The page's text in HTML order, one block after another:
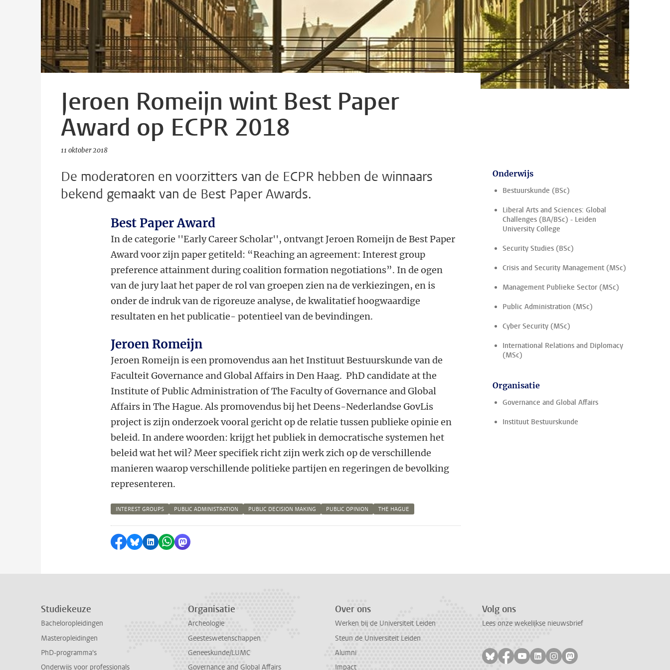
Jeroen Romeijn wint Best Paper
Award op ECPR 2018
11 oktober 2018
De moderatoren en voorzitters van de ECPR hebben de winnaars
bekend gemaakt van de Best Paper Awards.
Best Paper Award
In de categorie ''Early Career Scholar'', ontvangt Jeroen Romeijn de Best Paper
Award voor zijn paper getiteld: “Reaching an agreement: Interest group
preference attainment during coalition formation negotiations”. In de ogen
van de jury laat het paper de rol van groepen zien na de verkiezingen, en is
onder de indruk van de rigoreuze analyse, de kwalitatief hoogwaardige
resultaten en het publicatie- potentieel van de bevindingen.
Jeroen Romeijn
Jeroen Romeijn is een promovendus aan het Instituut Bestuurskunde van de
Faculteit Governance and Global Affairs in Den Haag. PhD candidate at the
Institute of Public Administration of The Faculty of Governance and Global
Affairs in The Hague. Als promovendus bij het Deens-Nederlandse GovLis
project is zijn onderzoek vooral gericht op de relatie tussen publieke opinie en
beleid. In andere woorden: krijgt het publiek in democratische systemen het
beleid wat het wil? Meer specifiek richt zijn werk zich op de verschillende
manieren waarop verschillende politieke partijen en regeringen de bevolking
representeren.
INTEREST GROUPS PUBLIC ADMINISTRATION PUBLIC DECISION MAKING PUBLIC OPINION THE HAGUE
Delen op Facebook
Delen via Bluesky
Delen op LinkedIn
Delen via WhatsApp
Delen via Mastodon
Onderwijs
Bestuurskunde (BSc)
Liberal Arts and Sciences: Global
Challenges (BA/BSc) - Leiden
University College
Security Studies (BSc)
Crisis and Security Management (MSc)
Management Publieke Sector (MSc)
Public Administration (MSc)
Cyber Security (MSc)
International Relations and Diplomacy
(MSc)
Organisatie
Governance and Global Affairs
Instituut Bestuurskunde
Studiekeuze
Bacheloropleidingen
Masteropleidingen
PhD-programma's
Onderwijs voor professionals
Organisatie
Archeologie
Geesteswetenschappen
Geneeskunde/LUMC
Governance and Global Affairs
Over ons
Werken bij de Universiteit Leiden
Steun de Universiteit Leiden
Alumni
Impact
Volg ons
Lees onze wekelijkse nieuwsbrief
Volg ons op bluesky
Volg ons op facebook
Volg ons op youtube
Volg ons op linkedin
Volg ons op instagram
Volg ons op mastodon